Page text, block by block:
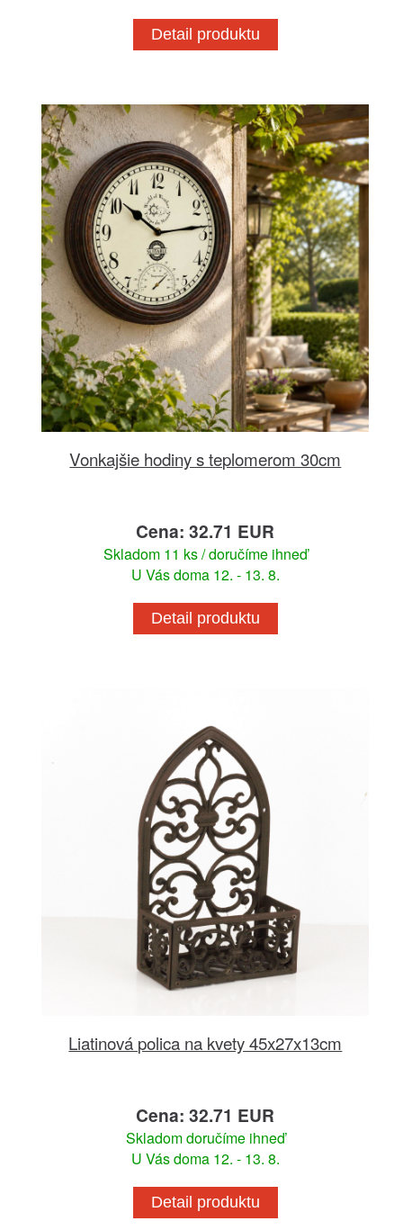
Detail produktu
Vonkajšie hodiny s teplomerom 30cm
Cena: 32.71 EUR
Skladom 11 ks / doručíme ihneď
U Vás doma 12. - 13. 8.
Detail produktu
Liatinová polica na kvety 45x27x13cm
Cena: 32.71 EUR
Skladom doručíme ihneď
U Vás doma 12. - 13. 8.
Detail produktu